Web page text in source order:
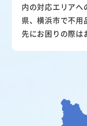
内の対応エリアへ
県、横浜市で不用
先にお困りの際は